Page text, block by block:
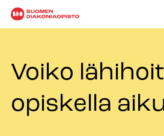
Voiko
opiskella